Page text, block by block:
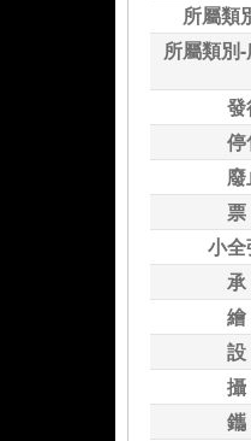
所屬類
所屬類別
發
停
小